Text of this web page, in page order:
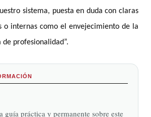
sistema, puesta en duda con claras
o internas como el envejecimiento de la
profesionalidad”.
guía práctica y permanente sobre este